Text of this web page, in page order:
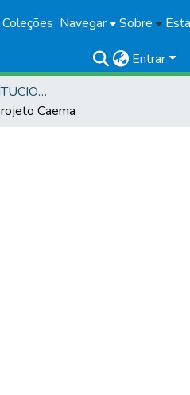
Navegar Sobre
Entrar
PRODUÇÃO INSTITUCIONAL
Caema